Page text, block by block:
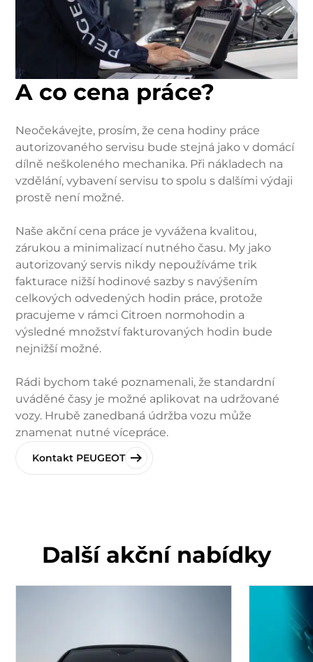
A co cena práce?
Neočekávejte, prosím, že cena hodiny práce
autorizovaného servisu bude stejná jako v domácí
dílně neškoleného mechanika. Při nákladech na
vzdělání, vybavení servisu to spolu s dalšími výdaji
prostě není možné.
Naše akční cena práce je vyvážena kvalitou,
zárukou a minimalizací nutného času. My jako
autorizovaný servis nikdy nepoužíváme trik
fakturace nižší hodinové sazby s navýšením
celkových odvedených hodin práce, protože
pracujeme v rámci Citroen normohodin a
výsledné množství fakturovaných hodin bude
nejnižší možné.
Rádi bychom také poznamenali, že standardní
uváděné časy je možné aplikovat na udržované
vozy. Hrubě zanedbaná údržba vozu může
znamenat nutné vícepráce.
Kontakt PEUGEOT
Další akční nabídky